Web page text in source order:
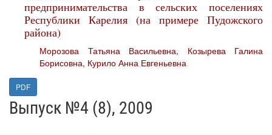
предпринимательства в сельских поселениях
Республики Карелия (на примере Пудожского
района)
Морозова Татьяна Васильевна, Козырева Галина
Борисовна, Курило Анна Евгеньевна
PDF
Выпуск №4 (8), 2009